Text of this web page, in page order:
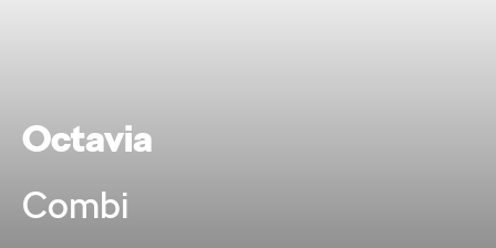
Octavia
Combi